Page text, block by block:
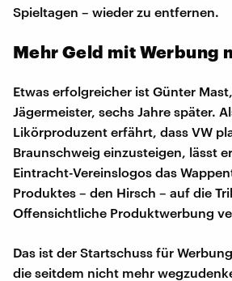
Spieltagen – wieder zu entfernen.
Mehr Geld mit Werbung
Etwas erfolgreicher ist Günter
Jägermeister, sechs Jahre später.
Likörproduzent erfährt, dass VW
Braunschweig einzusteigen, lässt
Eintracht-Vereinslogos das
Produktes – den Hirsch – auf die
Offensichtliche Produktwerbung
Das ist der Startschuss für
die seitdem nicht mehr